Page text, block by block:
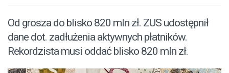
Od grosza do blisko 820 mln zł. ZUS udostępnił
dane dot. zadłużenia aktywnych płatników.
Rekordzista musi oddać blisko 820 mln zł.